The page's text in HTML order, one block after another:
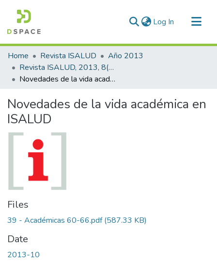
Log In (current)
Communities & Collections
All of DSpace
Statistics
Home Revista ISALUD
Año 2013
Revista ISALUD, 2013, 8(39)
Novedades de la vida académica en ISALUD
Novedades de la vida académica en
ISALUD
Files
39 - Académicas 60-66.pdf(587.33 KB)
Date
2013-10